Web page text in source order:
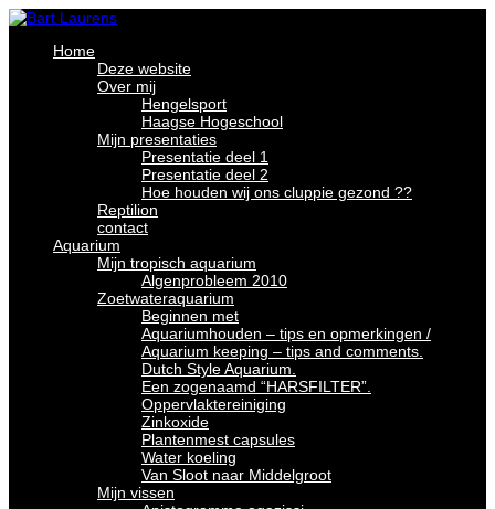
Home
Deze website
Over mij
Hengelsport
Haagse Hogeschool
Mijn presentaties
Presentatie deel 1
Presentatie deel 2
Hoe houden wij ons cluppie gezond ??
Reptilion
contact
Aquarium
Mijn tropisch aquarium
Algenprobleem 2010
Zoetwateraquarium
Beginnen met
Aquariumhouden – tips en opmerkingen /
Aquarium keeping – tips and comments.
Dutch Style Aquarium.
Een zogenaamd “HARSFILTER”.
Oppervlaktereiniging
Zinkoxide
Plantenmest capsules
Water koeling
Van Sloot naar Middelgroot
Mijn vissen